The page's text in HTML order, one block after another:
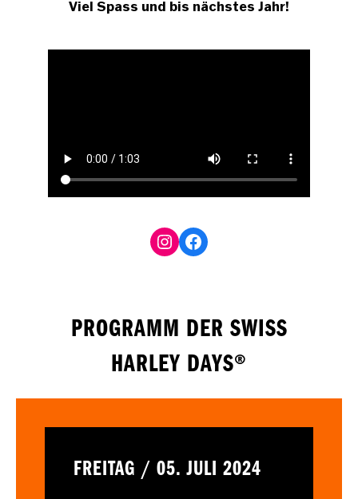
Viel Spass und bis nächstes Jahr!
Facebook
PROGRAMM DER SWISS
HARLEY DAYS®
FREITAG / 05. JULI 2024